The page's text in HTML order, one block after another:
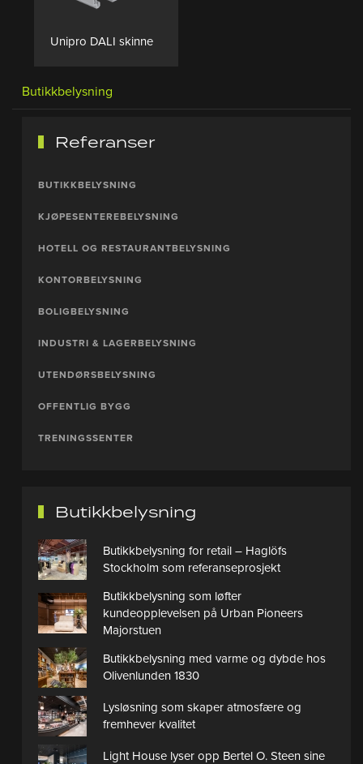
Unipro DALI skinne
Butikkbelysning
Referanser
BUTIKKBELYSNING
KJØPESENTEREBELYSNING
HOTELL OG RESTAURANTBELYSNING
KONTORBELYSNING
BOLIGBELYSNING
INDUSTRI & LAGERBELYSNING
UTENDØRSBELYSNING
OFFENTLIG BYGG
TRENINGSSENTER
Butikkbelysning
Butikkbelysning for retail – Haglöfs
Stockholm som referanseprosjekt
Butikkbelysning som løfter
kundeopplevelsen på Urban Pioneers
Majorstuen
Butikkbelysning med varme og dybde hos
Olivenlunden 1830
Lysløsning som skaper atmosfære og
fremhever kvalitet
Light House lyser opp Bertel O. Steen sine